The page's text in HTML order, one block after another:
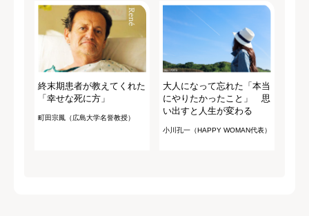
終末期患者が教えてくれた
「幸せな死に方」
町田宗鳳（広島大学名誉教授）
大人になって忘れた「本当
にやりたかったこと」 思
い出すと人生が変わる
小川孔一（HAPPY WOMAN代表）